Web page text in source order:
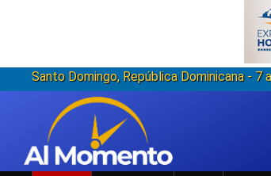
Santo Domingo, República Dominicana - 7